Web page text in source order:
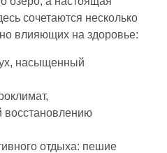
сочетаются несколько
влияющих на здоровье:
насыщенный
восстановлению
отдыха: пешие